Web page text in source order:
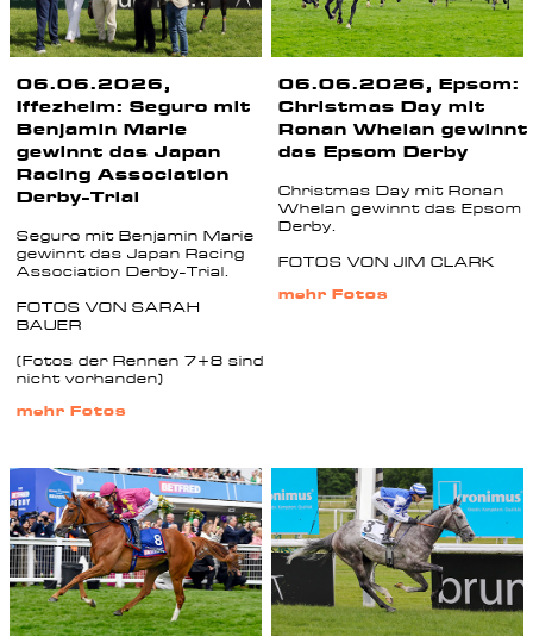
06.06.2026,
Iffezheim: Seguro mit
Benjamin Marie
gewinnt das Japan
Racing Association
Derby-Trial
Seguro mit Benjamin Marie
gewinnt das Japan Racing
Association Derby-Trial.
FOTOS VON SARAH
BAUER
(Fotos der Rennen 7+8 sind
nicht vorhanden)
mehr Fotos
06.06.2026, Epsom:
Christmas Day mit
Ronan Whelan gewinnt
das Epsom Derby
Christmas Day mit Ronan
Whelan gewinnt das Epsom
Derby.
FOTOS VON JIM CLARK
mehr Fotos